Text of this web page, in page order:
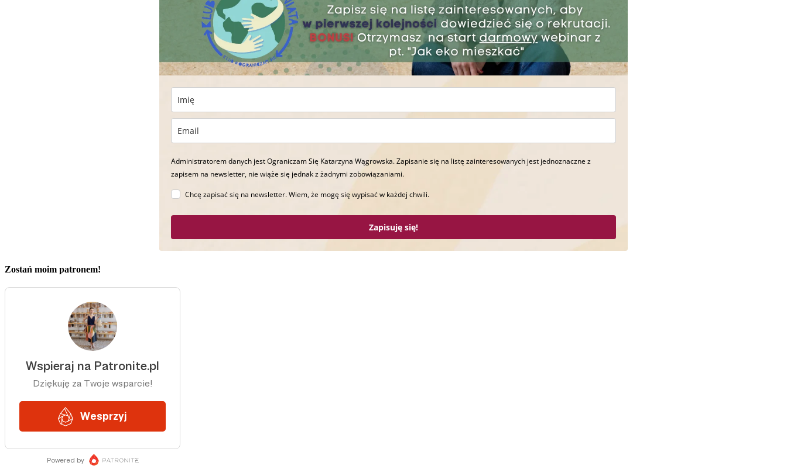
Administratorem danych jest Ograniczam Się Katarzyna Wągrowska. Zapisanie się na listę zainteresowanych jest jednoznaczne z
zapisem na newsletter, nie wiąże się jednak z żadnymi zobowiązaniami.
Chcę zapisać się na newsletter. Wiem, że mogę się wypisać w każdej chwili.
Zapisuję się!
Zostań moim patronem!